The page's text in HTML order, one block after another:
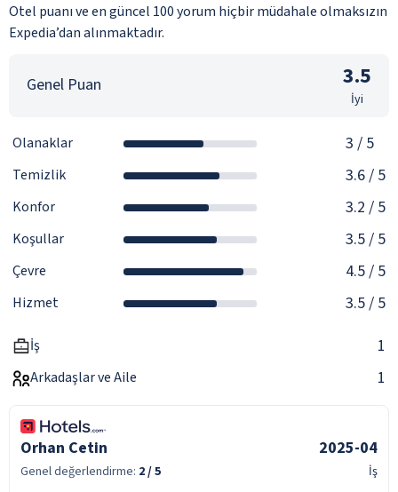
Otel puanı ve en güncel 100 yorum hiçbir müdahale olmaksızın
Expedia’dan alınmaktadır.
Genel Puan 3.5
İyi
Olanaklar 3 / 5
Temizlik 3.6/ 5
Konfor 3.2 / 5
Koşullar 3.5/ 5
Çevre 4.5/ 5
Hizmet 3.5/ 5
İş 1
Arkadaşlar ve Aile 1
Orhan Cetin 2025-04
Genel değerlendirme: 2/ 5 İş